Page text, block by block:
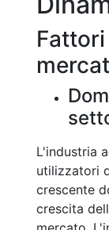
L'industria
utilizzatori
crescente
crescita